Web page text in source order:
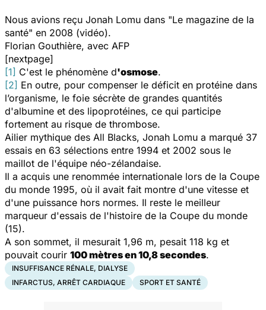
Nous avions reçu Jonah Lomu dans "Le magazine de la
santé" en 2008 (vidéo).
Florian Gouthière, avec AFP
[nextpage]
[1] C'est le phénomène d'osmose.
[2] En outre, pour compenser le déficit en protéine dans
l’organisme, le foie sécrète de grandes quantités
d'albumine et des lipoprotéines, ce qui participe
fortement au risque de thrombose.
Ailier mythique des All Blacks, Jonah Lomu a marqué 37
essais en 63 sélections entre 1994 et 2002 sous le
maillot de l'équipe néo-zélandaise.
Il a acquis une renommée internationale lors de la Coupe
du monde 1995, où il avait fait montre d'une vitesse et
d'une puissance hors normes. Il reste le meilleur
marqueur d'essais de l'histoire de la Coupe du monde
(15).
A son sommet, il mesurait 1,96 m, pesait 118 kg et
pouvait courir 100 mètres en 10,8 secondes.
INSUFFISANCE RÉNALE, DIALYSE
INFARCTUS, ARRÊT CARDIAQUE
SPORT ET SANTÉ